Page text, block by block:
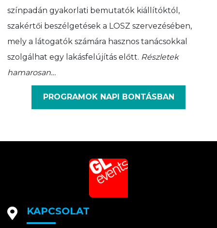
színpadán gyakorlati bemutatók kiállítóktól,
szakértői beszélgetések a LOSZ szervezésében,
mely a látogatók számára hasznos tanácsokkal
szolgálhat egy lakásfelújítás előtt. Részletek
hamarosan…
PROGRAMOK NAPI BONTÁSBAN
KAPCSOLAT